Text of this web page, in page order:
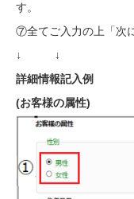
す。
⑦全てご入力の上「次
↓ ↓
詳細情報記入例
(お客様の属性)